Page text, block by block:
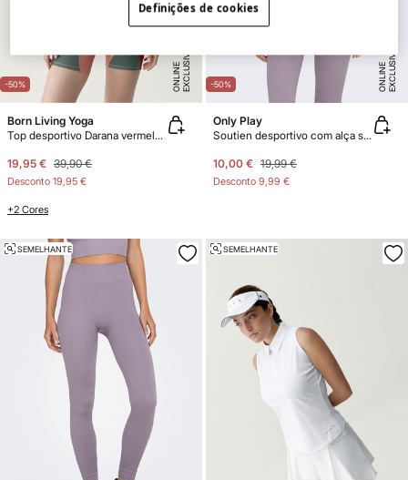
-50% E
X
C
L
U
SI
V
E
O
N
LI
N
E
Born Living Yoga
Top desportivo Darana vermelho coral/verde
19,95 € 39,90 €
Desconto 19,95 €
+2 Cores
-50% E
X
C
L
U
SI
V
E
O
N
LI
N
E
Only Play
Soutien desportivo com alça sem costura
10,00 € 19,99 €
Desconto 9,99 €
SEMELHANTE SEMELHANTE
Definições de cookies